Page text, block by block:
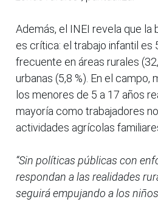
Además, el INEI revela que la
es crítica: el trabajo infantil es
frecuente en áreas rurales
urbanas (5,8 %). En el campo,
los menores de 5 a 17 años
mayoría como trabajadores
actividades agrícolas
“Sin políticas públicas con
respondan a las realidades
seguirá empujando a los